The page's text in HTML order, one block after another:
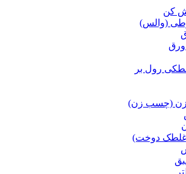
کن
(والس)
رول بر
زن (چسب زن)
دوخت)